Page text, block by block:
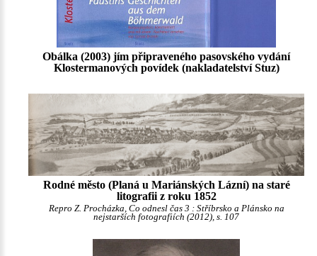
Obálka (2003) jím připraveného pasovského vydání
Klostermanových povídek (nakladatelství Stuz)
Rodné město (Planá u Mariánských Lázní) na staré
litografii z roku 1852
Repro Z. Procházka, Co odnesl čas 3 : Stříbrsko a Plánsko na
nejstarších fotografiích (2012), s. 107